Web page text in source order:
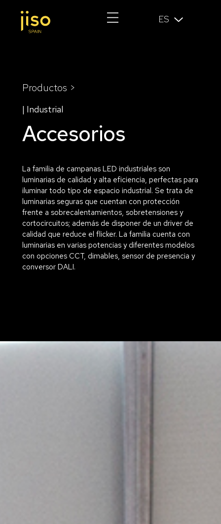
ES
Productos >
| Industrial
Accesorios
La familia de campanas LED industriales son
luminarias de calidad y alta eficiencia, perfectas para
iluminar todo tipo de espacio industrial. Se trata de
luminarias seguras que cuentan con protección
frente a sobrecalentamientos, sobretensiones y
cortocircuitos; además de disponer de un driver de
calidad que reduce el flicker. La familia cuenta con
luminarias en varias potencias y diferentes modelos
con opciones CCT, dimables, sensor de presencia y
conversor DALI.